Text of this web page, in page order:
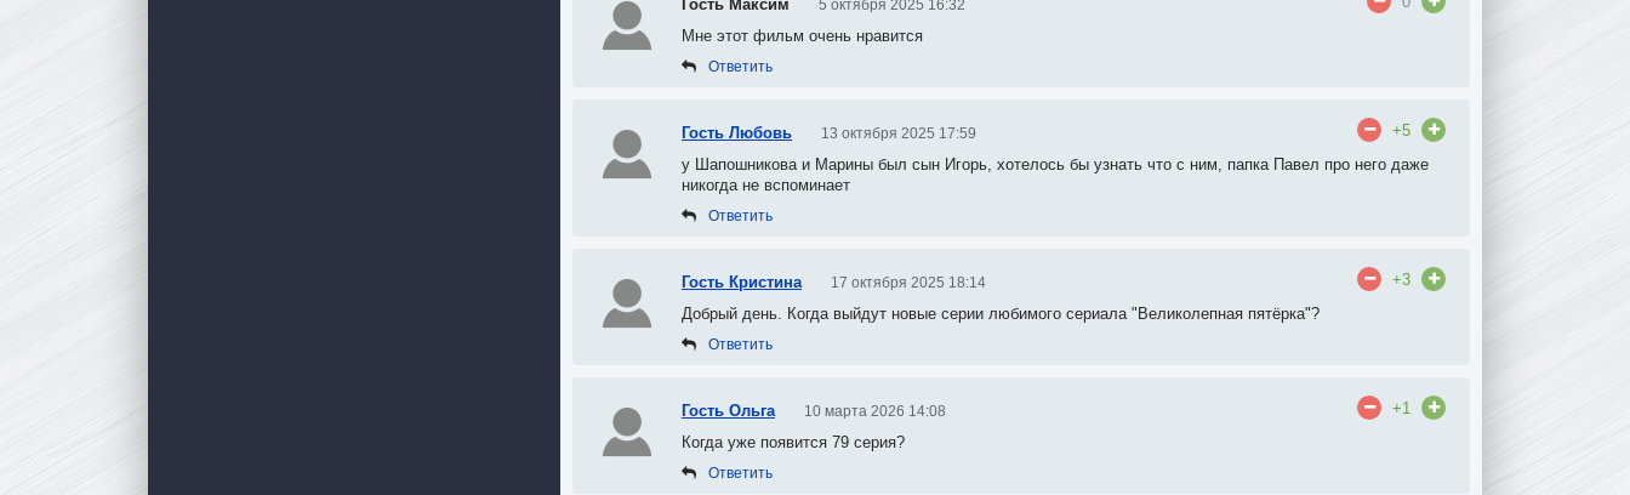
Гость Максим 5 октября 2025 16:32
Мне этот фильм очень нравится
Ответить
Гость Любовь 13 октября 2025 17:59
+5
у Шапошникова и Марины был сын Игорь, хотелось бы узнать что с ним, папка Павел про него даже
никогда не вспоминает
Ответить
Гость Кристина 17 октября 2025 18:14
+3
Добрый день. Когда выйдут новые серии любимого сериала "Великолепная пятёрка"?
Ответить
Гость Ольга 10 марта 2026 14:08
+1
Когда уже появится 79 серия?
Ответить